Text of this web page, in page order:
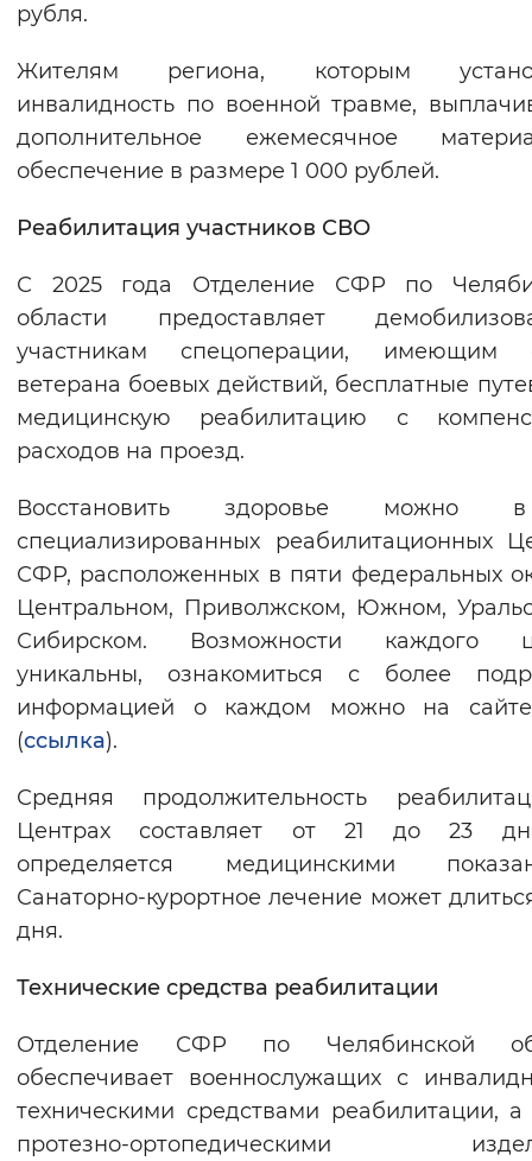
рубля.
Жителям региона, которым
инвалидность по военной травме,
дополнительное ежемесячное
обеспечение в размере 1 000 рублей.
Реабилитация участников СВО
С 2025 года Отделение СФР по
области предоставляет
участникам спецоперации, имеющим
ветерана боевых действий, бесплатные
медицинскую реабилитацию с
расходов на проезд.
Восстановить здоровье можно
специализированных реабилитационных
СФР, расположенных в пяти федеральных
Центральном, Приволжском, Южном,
Сибирском. Возможности каждого
уникальны, ознакомиться с более
информацией о каждом можно на
(ссылка).
Средняя продолжительность
Центрах составляет от 21 до 23
определяется медицинскими
Санаторно-курортное лечение может
дня.
Технические средства реабилитации
Отделение СФР по Челябинской
обеспечивает военнослужащих с
техническими средствами реабилитации, а
протезно-ортопедическими